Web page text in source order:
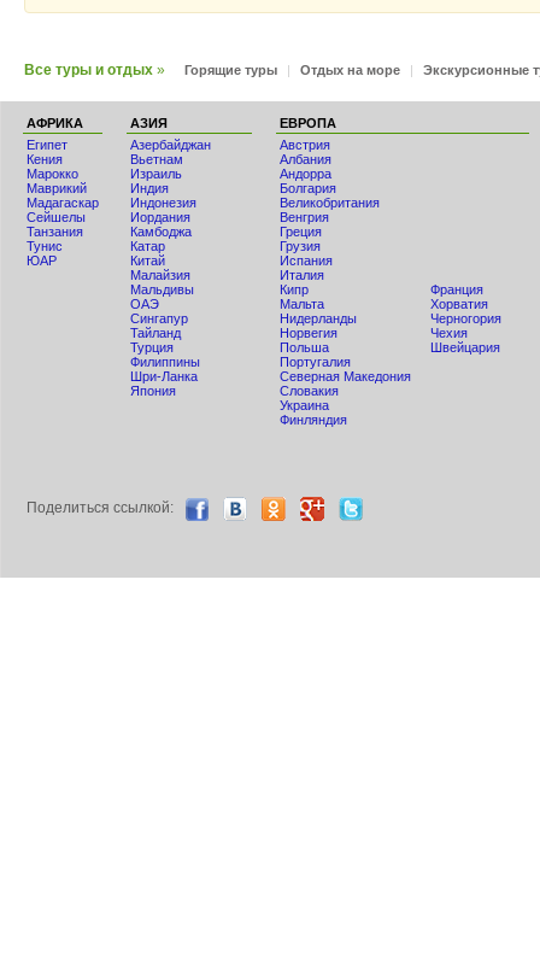
Все туры и отдых » Горящие туры | Отдых на море | Экскурсионные
АФРИКА
Египет
Кения
Мaрокко
Маврикий
Мадагаскар
Сейшелы
Танзания
Тунис
ЮАР
АЗИЯ
Азербайджан
Вьетнам
Израиль
Индия
Индонезия
Иордания
Камбоджа
Катар
Китай
Малайзия
Мальдивы
ОАЭ
Сингапур
Тайланд
Турция
Филиппины
Шри-Ланка
Япония
ЕВРОПА
Австрия
Албания
Андорра
Болгария
Великобритания
Венгрия
Греция
Грузия
Испания
Италия
Кипр
Мальта
Нидерланды
Норвегия
Польша
Португалия
Северная Македония
Словакия
Украина
Финляндия
Франция
Хорватия
Черногория
Чехия
Швейцария
Поделиться ccылкой: